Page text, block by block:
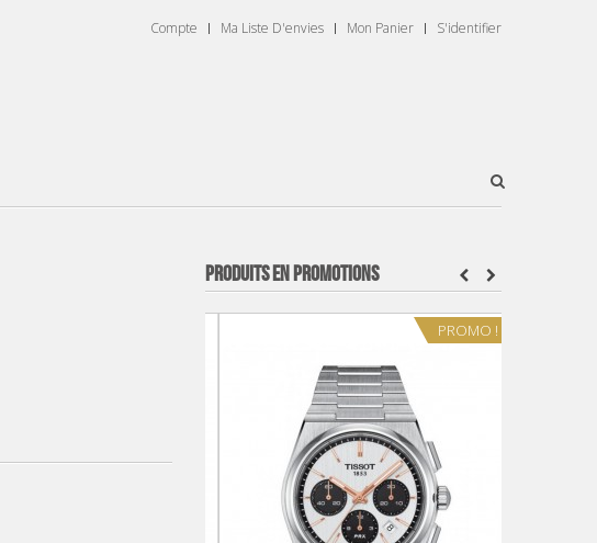
Compte Ma Liste D'envies Mon Panier S'identifier
PRODUITS EN PROMOTIONS
PROMO !